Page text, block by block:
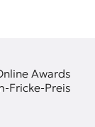
Awards
Fricke-Preis